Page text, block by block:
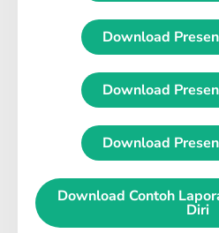
Download
Download
Download
Download Contoh
Diri